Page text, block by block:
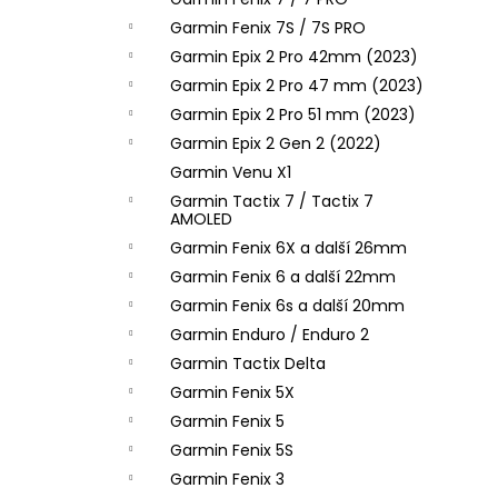
Garmin Fenix 7S / 7S PRO
Garmin Epix 2 Pro 42mm (2023)
Garmin Epix 2 Pro 47 mm (2023)
Garmin Epix 2 Pro 51 mm (2023)
Garmin Epix 2 Gen 2 (2022)
Garmin Venu X1
Garmin Tactix 7 / Tactix 7
AMOLED
Garmin Fenix 6X a další 26mm
Garmin Fenix 6 a další 22mm
Garmin Fenix 6s a další 20mm
Garmin Enduro / Enduro 2
Garmin Tactix Delta
Garmin Fenix 5X
Garmin Fenix 5
Garmin Fenix 5S
Garmin Fenix 3